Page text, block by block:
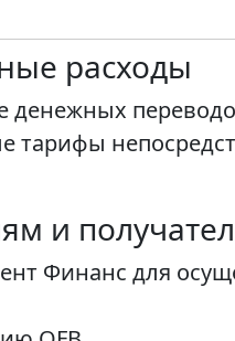
расходы
тарифы
и
Финанс для